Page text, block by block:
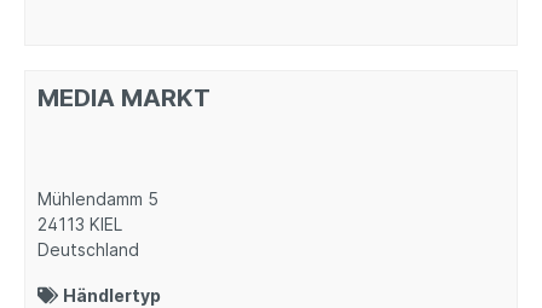
MEDIA MARKT
Mühlendamm 5
24113 KIEL
Deutschland
Händlertyp